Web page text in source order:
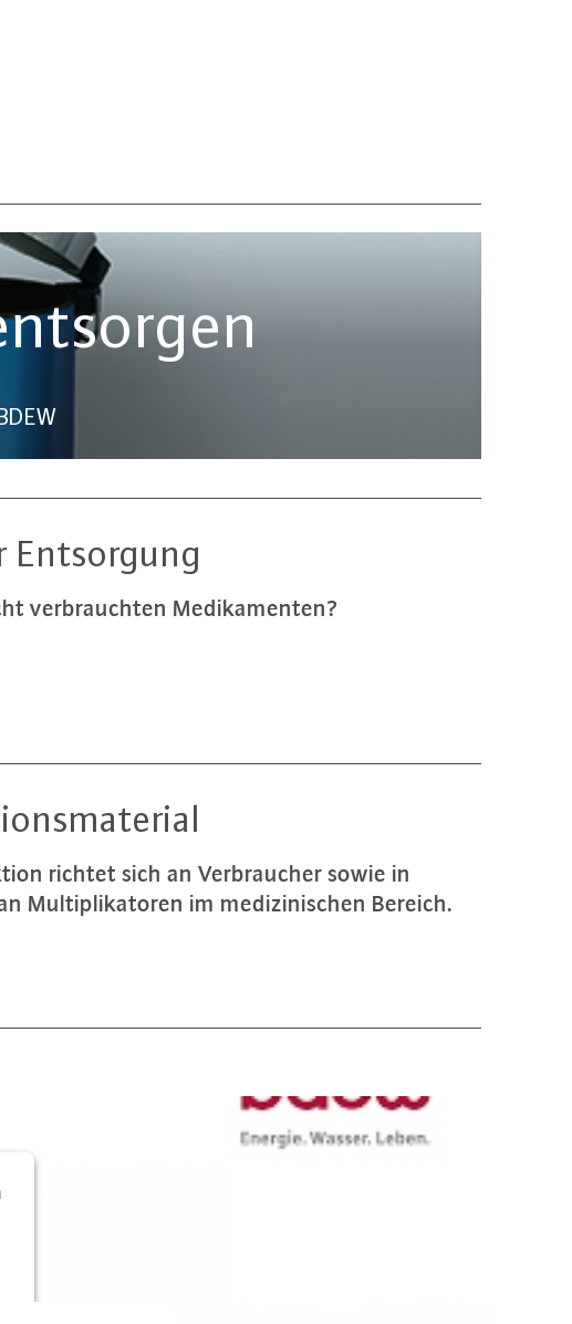
Ent­sor­gung
ver­brauch­ten Me­di­ka­men­ten?
richtet sich an Ver­brau­cher sowie in
Mul­ti­pli­ka­to­ren im me­di­zi­ni­schen Bereich.